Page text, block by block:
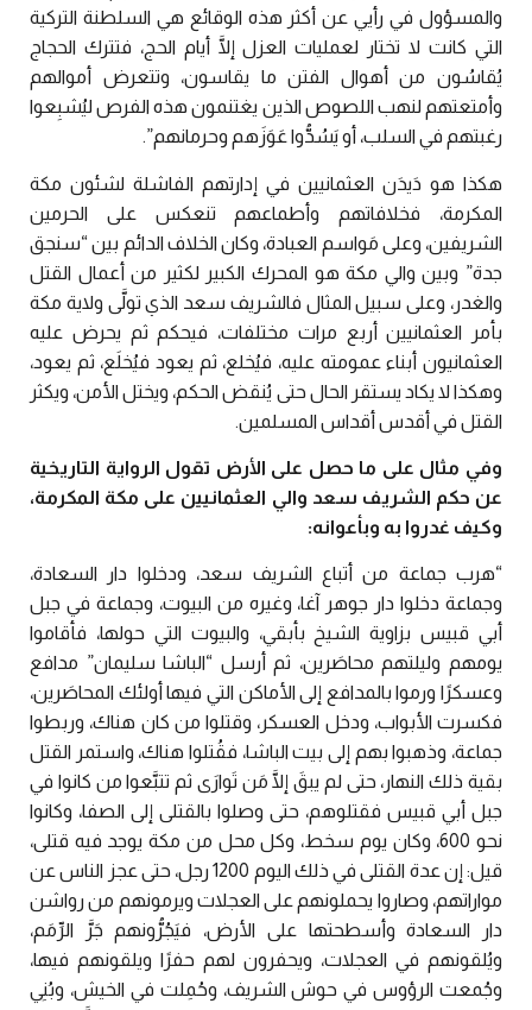
والمسؤول في رأيي عن أكثر هذه الوقائع هي السلطنة التركية
التي كانت لا تختار لعمليات العزل إلَّا أيام الحج، فتترك الحجاج
يُقاسُون من أهوال الفتن ما يقاسون، وتتعرض أموالهم
وأمتعتهم لنهب اللصوص الذين يغتنمون هذه الفرص ليُشبِعوا
رغبتهم في السلب، أو يَسُدُّوا عَوَزَهم وحرمانهم”.
هكذا هو دَيدَن العثمانيين في إدارتهم الفاشلة لشئون مكة
المكرمة، فخلافاتهم وأطماعهم تنعكس على الحرمين
الشريفين، وعلى مَواسم العبادة، وكان الخلاف الدائم بين “سنجق
جدة” وبين والي مكة هو المحرك الكبير لكثير من أعمال القتل
والغدر، وعلى سبيل المثال فالشريف سعد الذي تولَّى ولاية مكة
بأمر العثمانيين أربع مرات مختلفات، فيحكم ثم يحرض عليه
العثمانيون أبناء عمومته عليه، فيُخلع، ثم يعود فيُخلَع، ثم يعود،
وهكذا لا يكاد يستقر الحال حتى يُنقض الحكم، ويختل الأمن، ويكثر
القتل في أقدس أقداس المسلمين.
وفي مثال على ما حصل على الأرض تقول الرواية التاريخية
عن حكم الشريف سعد والي العثمانيين على مكة المكرمة،
وكيف غدروا به وبأعوانه:
“هرب جماعة من أتباع الشريف سعد، ودخلوا دار السعادة،
وجماعة دخلوا دار جوهر آغا، وغيره من البيوت، وجماعة في جبل
أبي قبيس بزاوية الشيخ بأبقي، والبيوت التي حولها، فأقاموا
يومهم وليلتهم محاصَرين، ثم أرسل “الباشا سليمان” مدافع
وعسكرًا ورموا بالمدافع إلى الأماكن التي فيها أولئك المحاصَرين،
فكسرت الأبواب، ودخل العسكر، وقتلوا من كان هناك، وربطوا
جماعة، وذهبوا بهم إلى بيت الباشا، فقُتلوا هناك، واستمر القتل
بقية ذلك النهار، حتى لم يبقَ إلَّا مَن تَوارَى ثم تتبَّعوا من كانوا في
جبل أبي قبيس فقتلوهم، حتى وصلوا بالقتلى إلى الصفا، وكانوا
نحو 600، وكان يوم سخط، وكل محل من مكة يوجد فيه قتلى،
قيل: إن عدة القتلى في ذلك اليوم 1200 رجل، حتى عجز الناس عن
مواراتهم، وصاروا يحملونهم على العجلات ويرمونهم من رواشن
دار السعادة وأسطحتها على الأرض، فيَجُرُّونهم جَرَّ الرِّمَم،
ويُلقونهم في العجلات، ويحفرون لهم حفرًا ويلقونهم فيها،
وجُمعت الرؤوس في حوش الشريف، وحُمِلت في الخيش، وبُنِي